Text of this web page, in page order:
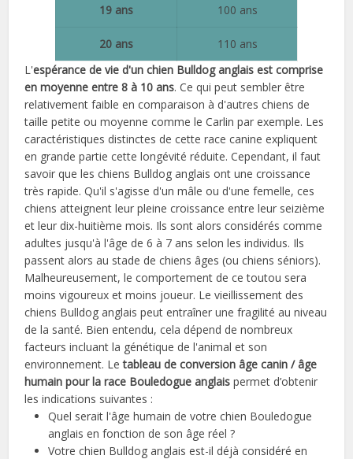
19 ans 100 ans
20 ans
110 ans
L'espérance de vie d'un chien Bulldog anglais est comprise
en moyenne entre 8 à 10 ans. Ce qui peut sembler être
relativement faible en comparaison à d'autres chiens de
taille petite ou moyenne comme le Carlin par exemple. Les
caractéristiques distinctes de cette race canine expliquent
en grande partie cette longévité réduite. Cependant, il faut
savoir que les chiens Bulldog anglais ont une croissance
très rapide. Qu'il s'agisse d'un mâle ou d'une femelle, ces
chiens atteignent leur pleine croissance entre leur seizième
et leur dix-huitième mois. Ils sont alors considérés comme
adultes jusqu'à l'âge de 6 à 7 ans selon les individus. Ils
passent alors au stade de chiens âges (ou chiens séniors).
Malheureusement, le comportement de ce toutou sera
moins vigoureux et moins joueur. Le vieillissement des
chiens Bulldog anglais peut entraîner une fragilité au niveau
de la santé. Bien entendu, cela dépend de nombreux
facteurs incluant la génétique de l'animal et son
environnement. Letableau de conversion âge canin / âge
humain pour la race Bouledogue anglais permet d’obtenir
les indications suivantes :
Quel serait l'âge humain de votre chien Bouledogue
anglais en fonction de son âge réel ?
Votre chien Bulldog anglais est-il déjà considéré en